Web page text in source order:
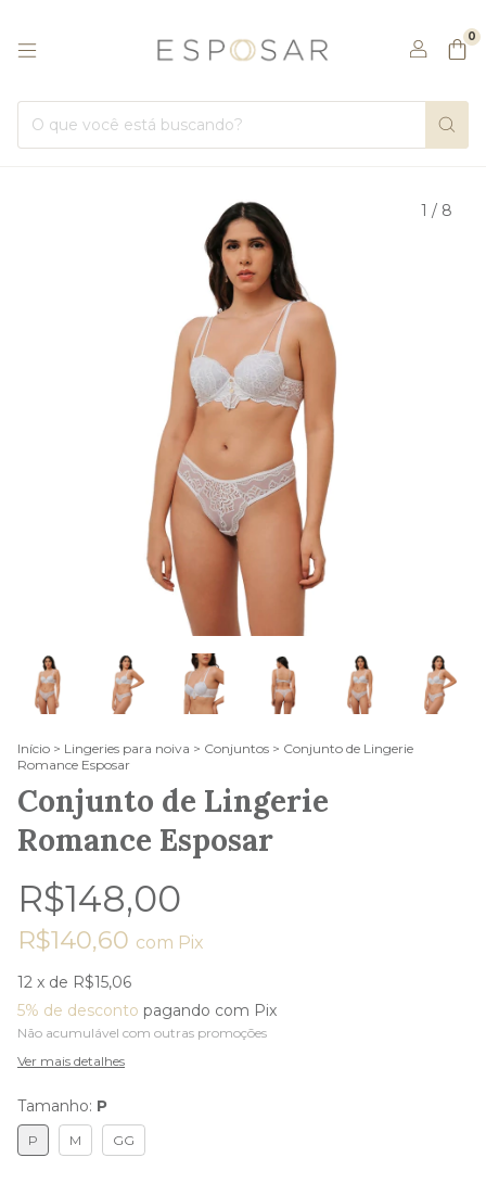
0
1 / 8
Início > Lingeries para noiva > Conjuntos > Conjunto de Lingerie
Romance Esposar
Conjunto de Lingerie
Romance Esposar
R$148,00
R$140,60 com Pix
12 x de R$15,06
5% de desconto pagando com Pix
Não acumulável com outras promoções
Ver mais detalhes
Tamanho: P
P M GG